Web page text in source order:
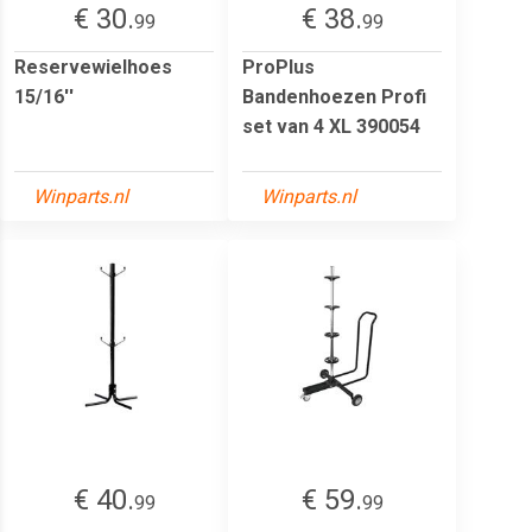
€ 30.99
Reservewielhoes
15/16''
Winparts.nl
€ 38.99
ProPlus
Bandenhoezen Profi
set van 4 XL 390054
Winparts.nl
€ 40.99 € 59.99